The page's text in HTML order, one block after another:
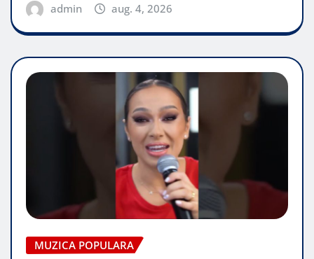
admin aug. 4, 2026
MUZICA POPULARA